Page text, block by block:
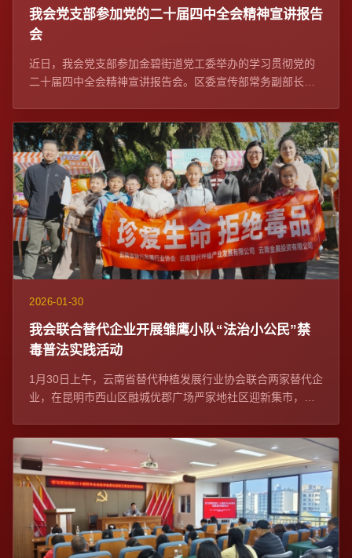
我会党支部参加党的二十届四中全会精神宣讲报告
会
近日，我会党支部参加金碧街道党工委举办的学习贯彻党的
二十届四中全会精神宣讲报告会。区委宣传部常务副部长、
2026-01-30
我会联合替代企业开展雏鹰小队“法治小公民”禁
毒普法实践活动
1月30日上午，云南省替代种植发展行业协会联合两家替代企
业，在昆明市西山区融城优郡广场严家地社区迎新集市，开